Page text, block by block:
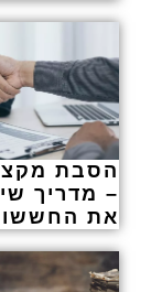
– מדריך
את